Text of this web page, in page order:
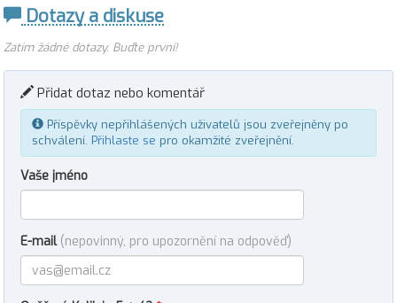
Dotazy a diskuse
Zatím žádné dotazy. Buďte první!
Přidat dotaz nebo komentář
Příspěvky nepřihlášených uživatelů jsou zveřejněny po
schválení. Přihlaste se pro okamžité zveřejnění.
Vaše jméno
E-mail (nepovinný, pro upozornění na odpověď)